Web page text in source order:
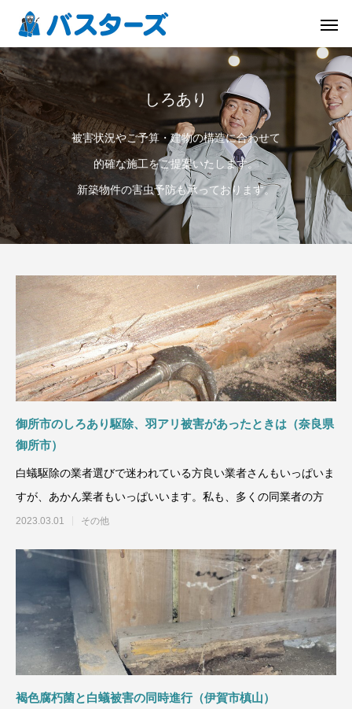
しろあり
被害状況やご予算・建物の構造に合わせて
的確な施工をご提案いたします。
新築物件の害虫予防も承っております。
御所市のしろあり駆除、羽アリ被害があったときは（奈良県
御所市）
白蟻駆除の業者選びで迷われている方良い業者さんもいっぱいま
すが、あかん業者もいっぱいいます。私も、多くの同業者の方
2023.03.01 その他
褐色腐朽菌と白蟻被害の同時進行（伊賀市槙山）